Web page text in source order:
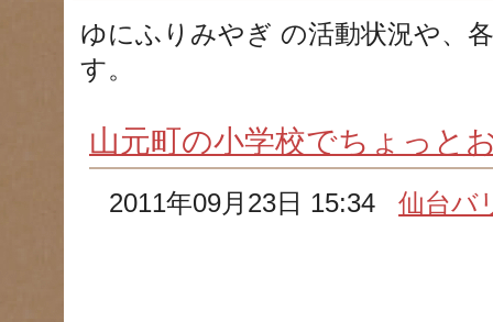
ゆにふりみやぎ の活動状況や、
す。
山元町の小学校でちょっと
2011年09月23日 15:34仙台バ